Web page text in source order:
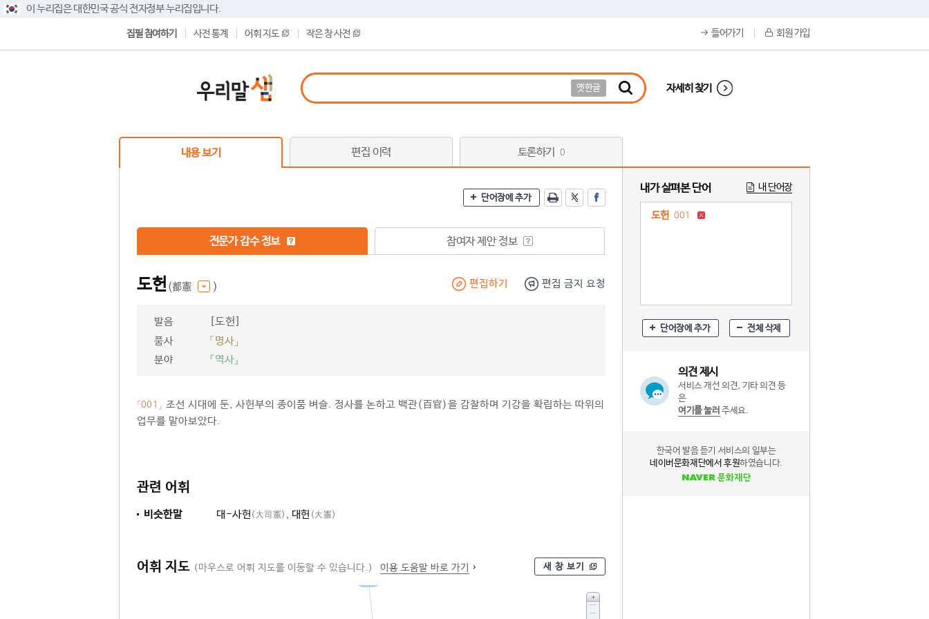
이 누리집은 대한민국 공식 전자정부 누리집입니다.
집필 참여하기 사전 통계 어휘 지도 작은 창 사전 들어가기 회원 가입
옛한글 자세히 찾기
내용 보기 편집 이력 토론하기 0
단어장에 추가
전문가 감수 정보 참여자 제안 정보
도헌(都憲 ) 편집하기 편집 금지 요청
발음 [도헌]
품사
「명사」
분야
『역사』
「001」 조선 시대에 둔, 사헌부의 종이품 벼슬. 정사를 논하고 백관(百官)을 감찰하며 기강을 확립하는 따위의
업무를 맡아보았다.
관련 어휘
비슷한말 대-사헌 (大司憲) , 대헌 (大憲)
어휘 지도 (마우스로 어휘 지도를 이동할 수 있습니다.) 이용 도움말 바로 가기 새 창 보기
내가 살펴본 단어 내 단어장
도헌 001
단어장에 추가 전체 삭제
의견 제시
서비스 개선 의견, 기타 의견 등
은
여기를 눌러 주세요.
한국어 발음 듣기 서비스의 일부는
네이버문화재단에서 후원하였습니다.